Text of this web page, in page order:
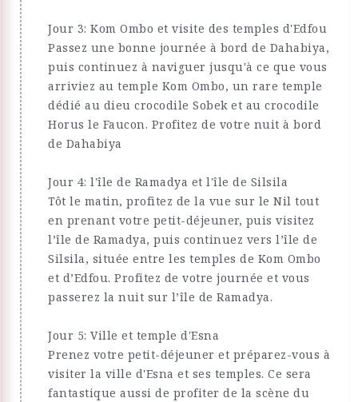
Jour 3: Kom Ombo et visite des temples d'Edfou
Passez une bonne journée à bord de Dahabiya,
puis continuez à naviguer jusqu'à ce que vous
arriviez au temple Kom Ombo, un rare temple
dédié au dieu crocodile Sobek et au crocodile
Horus le Faucon. Profitez de votre nuit à bord
de Dahabiya
Jour 4: l'île de Ramadya et l'île de Silsila
Tôt le matin, profitez de la vue sur le Nil tout
en prenant votre petit-déjeuner, puis visitez
l’île de Ramadya, puis continuez vers l’île de
Silsila, située entre les temples de Kom Ombo
et d’Edfou. Profitez de votre journée et vous
passerez la nuit sur l’île de Ramadya.
Jour 5: Ville et temple d'Esna
Prenez votre petit-déjeuner et préparez-vous à
visiter la ville d'Esna et ses temples. Ce sera
fantastique aussi de profiter de la scène du